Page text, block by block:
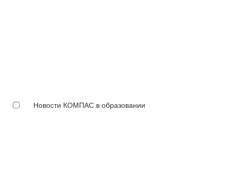
Новости КОМПАС в образовании